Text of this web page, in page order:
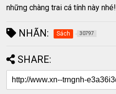
những chàng trai cá tính này nhé!
NHÃN: Sách 30797
SHARE: